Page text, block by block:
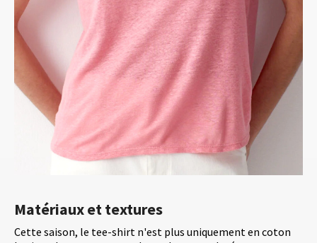
Matériaux et textures
Cette saison, le tee-shirt n'est plus uniquement en coton